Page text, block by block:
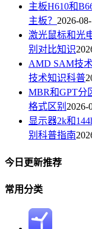
主板H610和
主板？ 2026-
激光鼠标和光
别对比知识
AMD SAM技
技术知识科普
MBR和GPT分
格式区别 2026-
显示器2k和
别科普指南
今日更新推荐
常用分类